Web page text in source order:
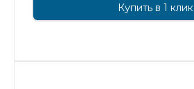
Купить в 1 клик